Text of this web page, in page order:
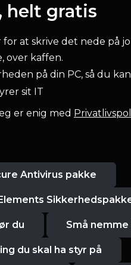
helt gratis
at skrive det nede på
over kaffen.
på din PC, så du
sit IT
er enig med
Antivirus pakke
du Små nemme
du skal ha styr på